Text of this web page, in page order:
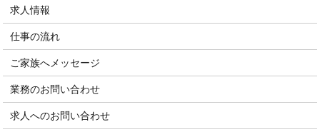
求人情報
仕事の流れ
ご家族へメッセージ
業務のお問い合わせ
求人へのお問い合わせ